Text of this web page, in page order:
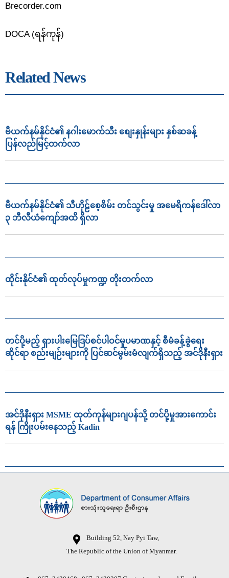
Brecorder.com
DOCA (ရန်ကုန်)
Related News
ဗီယက်နမ်နိုင်ငံ၏ နဂါးမောက်သီး စျေးနှုန်းများ နှစ်ဆခန့်
ပြန်လည်မြင့်တက်လာ
ဗီယက်နမ်နိုင်ငံ၏ သီဟိုဠ်စေ့စိမ်း တင်သွင်းမှု အမေရိကန်ဒေါ်လာ
၃ ဘီလီယံကျော်အထိ ရှိလာ
ထိုင်းနိုင်ငံ၏ ထုတ်လုပ်မှုကဏ္ဍ တိုးတက်လာ
တင်ပို့မည့် ရှားပါးမြေဒြပ်စင်ပါဝင်မှုပမာဏနှင့် စီမံခန့်ခွဲရေး
ဆိုင်ရာ စည်းမျဉ်းများကို ပြင်ဆင်မွမ်းမံလျက်ရှိသည့် အင်ဒိုနီးရှား
အင်ဒိုနီးရှား MSME ထုတ်ကုန်များဂျပန်သို့ တင်ပို့မှုအားကောင်း
ရန် ကြိုးပမ်းနေသည့် Kadin
Building 52, Nay Pyi Taw,
The Republic of the Union of Myanmar.